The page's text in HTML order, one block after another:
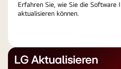
Erfahren Sie, wie Sie die Software
aktualisieren können.
LG Aktualisieren